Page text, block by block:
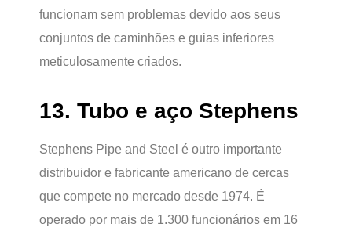
funcionam sem problemas devido aos seus
conjuntos de caminhões e guias inferiores
meticulosamente criados.
13. Tubo e aço Stephens
Stephens Pipe and Steel é outro importante
distribuidor e fabricante americano de cercas
que compete no mercado desde 1974. É
operado por mais de 1.300 funcionários em 16